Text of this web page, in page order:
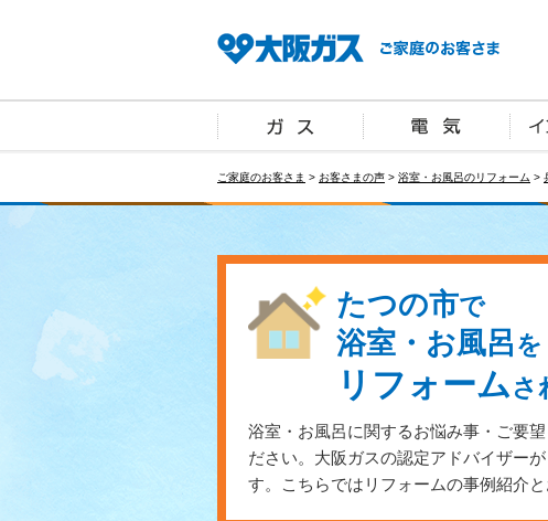
ご家庭のお客さま > お客さまの声 > 浴室・お風呂のリフォーム >
たつの市で
浴室・お風呂を
リフォームさ
浴室・お風呂に関するお悩み事・ご要
ださい。大阪ガスの認定アドバイザー
す。こちらではリフォームの事例紹介